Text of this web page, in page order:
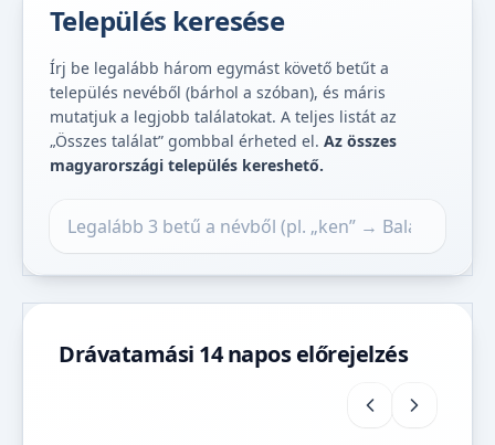
Település keresése
Írj be legalább három egymást követő betűt a
település nevéből (bárhol a szóban), és máris
mutatjuk a legjobb találatokat. A teljes listát az
„Összes találat” gombbal érheted el. Az összes
magyarországi település kereshető.
Drávatamási 14 napos előrejelzés